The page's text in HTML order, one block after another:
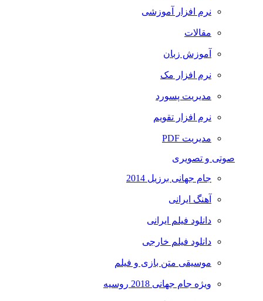
نرم افزار آموزشی
مقالات
آموزش زبان
نرم افزار مک
مدیریت پسورد
نرم افزار تقویم
مدیریت PDF
صوتی و تصویری
جام جهانی برزیل 2014
آهنگ ایرانی
دانلود فیلم ایرانی
دانلود فیلم خارجی
موسیقی متن بازی و فیلم
ویژه جام جهانی 2018 روسیه